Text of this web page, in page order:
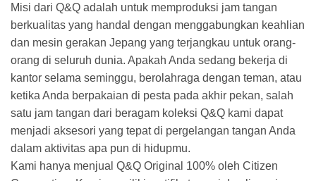
Misi dari Q&Q adalah untuk memproduksi jam tangan
berkualitas yang handal dengan menggabungkan keahlian
dan mesin gerakan Jepang yang terjangkau untuk orang-
orang di seluruh dunia. Apakah Anda sedang bekerja di
kantor selama seminggu, berolahraga dengan teman, atau
ketika Anda berpakaian di pesta pada akhir pekan, salah
satu jam tangan dari beragam koleksi Q&Q kami dapat
menjadi aksesori yang tepat di pergelangan tangan Anda
dalam aktivitas apa pun di hidupmu.
Kami hanya menjual Q&Q Original 100% oleh Citizen